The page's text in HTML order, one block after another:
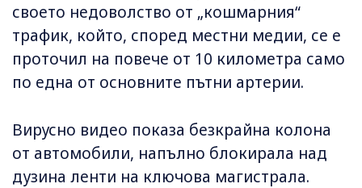
своето недоволство от „кошмарния“
трафик, който, според местни медии, се е
проточил на повече от 10 километра само
по една от основните пътни артерии.
Вирусно видео показа безкрайна колона
от автомобили, напълно блокирала над
дузина ленти на ключова магистрала.